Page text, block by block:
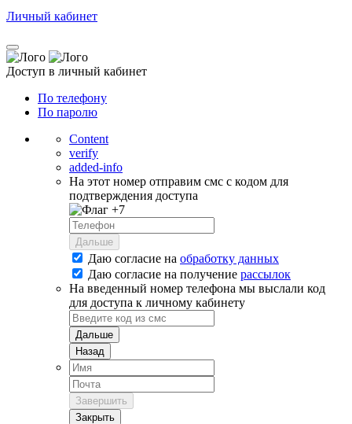
Личный кабинет
Доступ в личный кабинет
По телефону
По паролю
Content
verify
added-info
На этот номер отправим смс с кодом для
подтверждения доступа
+7
Дальше
Даю согласие на обработку данных
Даю согласие на получение рассылок
На введенный номер телефона мы выслали код
для доступа к личному кабинету
Дальше
Назад
Завершить
Закрыть